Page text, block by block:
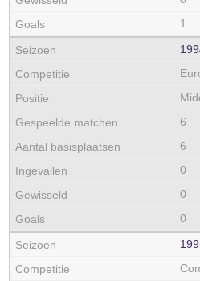
1
6
6
0
0
0